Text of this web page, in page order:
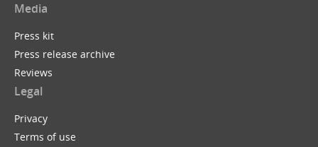
Media
Press kit
Press release archive
Reviews
Legal
Privacy
Terms of use